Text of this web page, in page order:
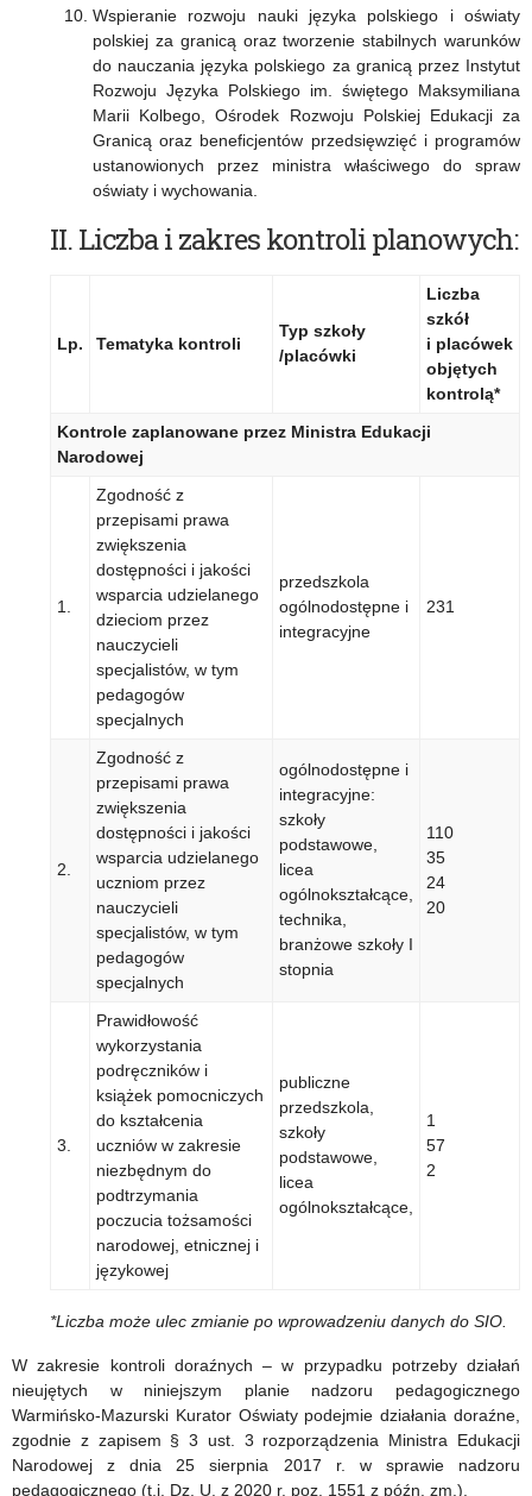
Wspieranie rozwoju nauki języka polskiego i oświaty
polskiej za granicą oraz tworzenie stabilnych warunków
do nauczania języka polskiego za granicą przez Instytut
Rozwoju Języka Polskiego im. świętego Maksymiliana
Marii Kolbego, Ośrodek Rozwoju Polskiej Edukacji za
Granicą oraz beneficjentów przedsięwzięć i programów
ustanowionych przez ministra właściwego do spraw
oświaty i wychowania.
II. Liczba i zakres kontroli planowych:
Lp. Tematyka kontroli
Typ szkoły
/placówki
Liczba
szkół
i placówek
objętych
kontrolą*
Kontrole zaplanowane przez Ministra Edukacji
Narodowej
1.
Zgodność z
przepisami prawa
zwiększenia
dostępności i jakości
wsparcia udzielanego
dzieciom przez
nauczycieli
specjalistów, w tym
pedagogów
specjalnych
przedszkola
ogólnodostępne i
integracyjne
231
2.
Zgodność z
przepisami prawa
zwiększenia
dostępności i jakości
wsparcia udzielanego
uczniom przez
nauczycieli
specjalistów, w tym
pedagogów
specjalnych
ogólnodostępne i
integracyjne:
szkoły
podstawowe,
licea
ogólnokształcące,
technika,
branżowe szkoły I
stopnia
110
35
24
20
3.
Prawidłowość
wykorzystania
podręczników i
książek pomocniczych
do kształcenia
uczniów w zakresie
niezbędnym do
podtrzymania
poczucia tożsamości
narodowej, etnicznej i
językowej
publiczne
przedszkola,
szkoły
podstawowe,
licea
ogólnokształcące,
1
57
2
*Liczba może ulec zmianie po wprowadzeniu danych do SIO.
W zakresie kontroli doraźnych – w przypadku potrzeby działań
nieujętych w niniejszym planie nadzoru pedagogicznego
Warmińsko-Mazurski Kurator Oświaty podejmie działania doraźne,
zgodnie z zapisem § 3 ust. 3 rozporządzenia Ministra Edukacji
Narodowej z dnia 25 sierpnia 2017 r. w sprawie nadzoru
pedagogicznego (t.j. Dz. U. z 2020 r. poz. 1551 z późn. zm.).